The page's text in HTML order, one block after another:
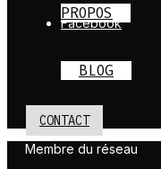
PROPOS
BLOG
CONTACT
Facebook
Membre du réseau